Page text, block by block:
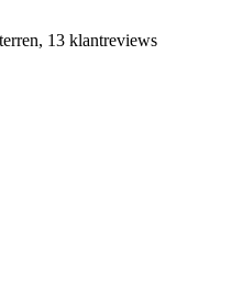
13 klantreviews